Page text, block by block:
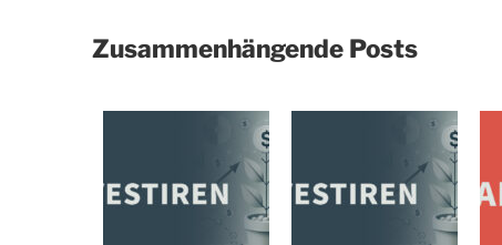
Zusammenhängende Posts